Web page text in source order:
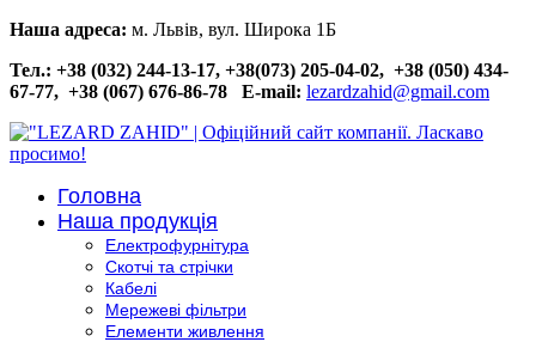
Наша адреса: м. Львів, вул. Широка 1Б
Тел.: +38 (032) 244-13-17, +38(073) 205-04-02, +38 (050) 434-
67-77, +38 (067) 676-86-78
E-mail: lezardzahid@gmail.com
Головна
Наша продукція
Електрофурнітура
Скотчі та стрічки
Кабелі
Мережеві фільтри
Елементи живлення